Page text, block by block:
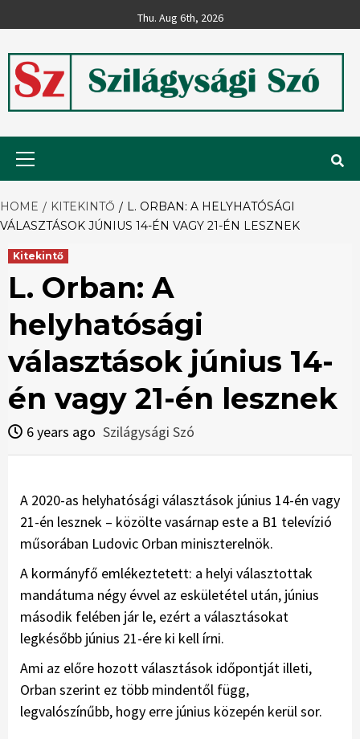
to
Thu. Aug 6th, 2026
Szilágysági
Szó
HOME KITEKINTŐ
L. ORBAN: A HELYHATÓSÁGI
VÁLASZTÁSOK JÚNIUS 14-ÉN VAGY 21-ÉN LESZNEK
Kitekintő
L. Orban: A
helyhatósági
választások június 14-
én vagy 21-én lesznek
6 years ago Szilágysági Szó
A 2020-as helyhatósági választások június 14-én vagy
21-én lesznek – közölte vasárnap este a B1 televízió
műsorában Ludovic Orban miniszterelnök.
A kormányfő emlékeztetett: a helyi választottak
mandátuma négy évvel az eskületétel után, június
második felében jár le, ezért a választásokat
legkésőbb június 21-ére ki kell írni.
Ami az előre hozott választások időpontját illeti,
Orban szerint ez több mindentől függ,
legvalószínűbb, hogy erre június közepén kerül sor.